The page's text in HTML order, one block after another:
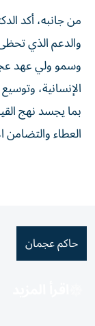
من جانبه، أكد
والدعم الذي
وسمو ولي عهد
الإنسانية،
بما يجسد نهج
العطاء والتضامن
حاكم عجمان